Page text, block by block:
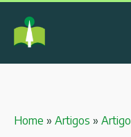
Home » Artigos »